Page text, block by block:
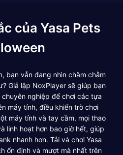
của Yasa Pets
bạn vẫn đang nhìn chằm chằm
Giả lập NoxPlayer sẽ giúp bạn
nghiệp để chơi các tựa
máy tính, điều khiển trò chơi
máy tính và tay cầm, mọi thao
linh hoạt hơn bao giờ hết, giúp
nhanh hơn. Tải và chơi Yasa
ổn định và mượt mà nhất trên